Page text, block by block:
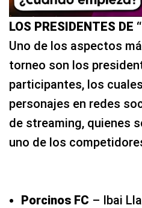
LOS PRESIDENTES DE
Uno de los aspectos
torneo son los
participantes, los
personajes en redes
de streaming, quienes
uno de los
Porcinos FC – Ibai